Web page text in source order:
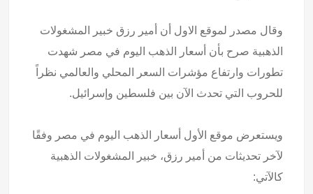
وقال مصدر لموقع الاول أن أمير رزق خبير المشغولات
الذهبية صرح بأن أسعار الذهب اليوم في مصر شهدت
تطورات وارتفاع مؤشرات السعر المحلي والعالمي نظراً
للحروب التي تحدث الآن بين فلسطين وإسرائيل.
ويستعرض موقع الأول أسعار الذهب اليوم في مصر وفقًا
لآخر تحديثات من أمير رزق، خبير المشغولات الذهبية
كالآتي: